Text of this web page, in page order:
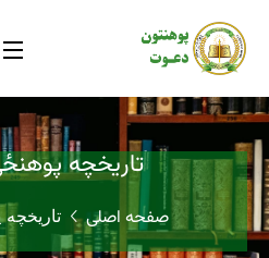
تاریخچه
صفحه اصلی